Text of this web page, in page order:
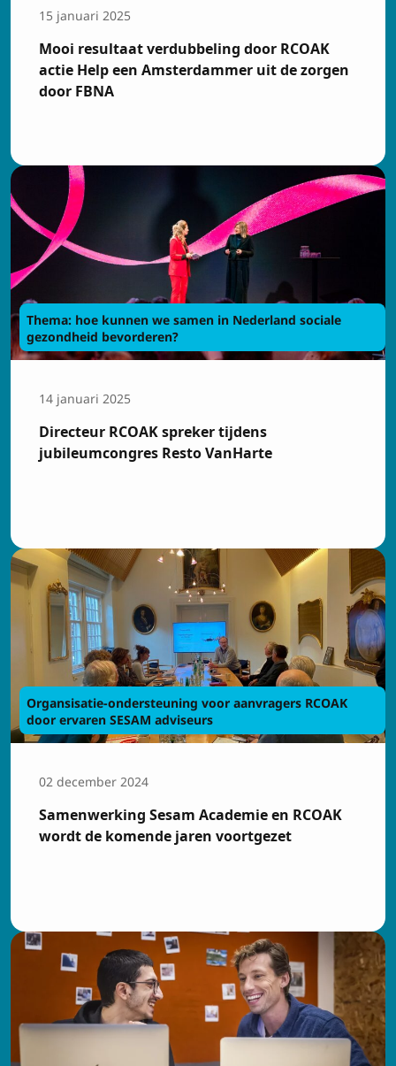
15 januari 2025
Mooi resultaat verdubbeling door RCOAK
actie Help een Amsterdammer uit de zorgen
door FBNA
Thema: hoe kunnen we samen in Nederland sociale
gezondheid bevorderen?
14 januari 2025
Directeur RCOAK spreker tijdens
jubileumcongres Resto VanHarte
Organsisatie-ondersteuning voor aanvragers RCOAK
door ervaren SESAM adviseurs
02 december 2024
Samenwerking Sesam Academie en RCOAK
wordt de komende jaren voortgezet